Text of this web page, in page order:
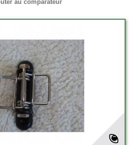
au comparateur